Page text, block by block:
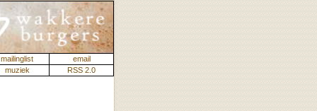
mailinglist
email
muziek RSS 2.0